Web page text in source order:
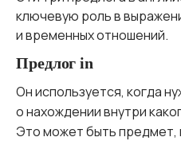
ключевую роль в
и временных отношений.
Предлог in
Он используется, когда
о нахождении внутри
Это может быть